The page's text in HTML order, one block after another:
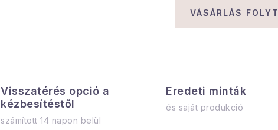
VÁSÁRLÁS
Visszatérés opció a
kézbesítéstől
számított 14 napon belül
Eredeti minták
és saját produkció